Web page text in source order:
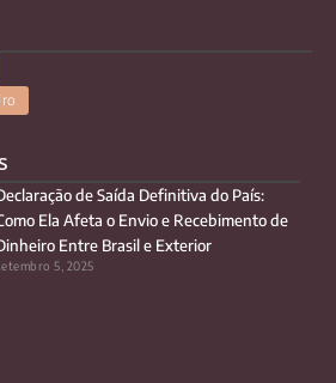
de Saída Definitiva do País:
Ela Afeta o Envio e Recebimento de
Entre Brasil e Exterior
5, 2025